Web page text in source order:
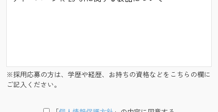
※採用応募の方は、学歴や経歴、お持ちの資格などをこちらの欄に
ご記入ください。